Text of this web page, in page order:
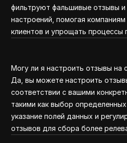
фильтруют фальшивые отзывы
настроений, помогая
клиентов и упрощать процессы
Могу ли я настроить отзывы на
Да, вы можете настроить
соответствии с вашими
такими как выбор
указание полей данных и
отзывов для сбора более